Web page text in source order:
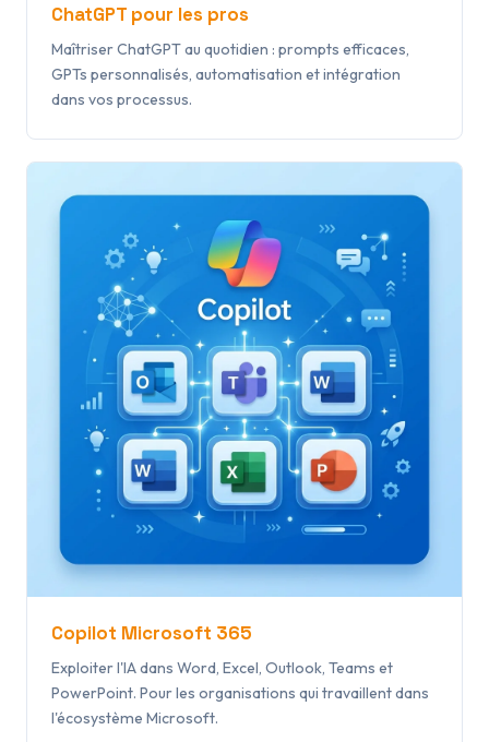
ChatGPT pour les pros
Maîtriser ChatGPT au quotidien : prompts efficaces,
GPTs personnalisés, automatisation et intégration
dans vos processus.
Copilot Microsoft 365
Exploiter l'IA dans Word, Excel, Outlook, Teams et
PowerPoint. Pour les organisations qui travaillent dans
l'écosystème Microsoft.